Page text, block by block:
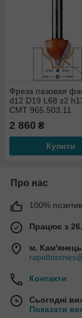
Фреза пазовая
d12 D19 L68 z2
СМТ 965.503.11
2 860 ₴
Купити
Про нас
100%
Працює з
м.
Контакти
Сьогодні
Показати